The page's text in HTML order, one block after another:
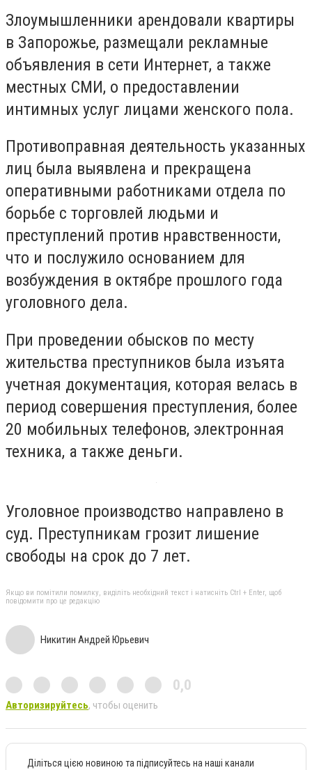
Злоумышленники арендовали квартиры
в Запорожье, размещали рекламные
объявления в сети Интернет, а также
местных СМИ, о предоставлении
интимных услуг лицами женского пола.
Противоправная деятельность указанных
лиц была выявлена и прекращена
оперативными работниками отдела по
борьбе с торговлей людьми и
преступлений против нравственности,
что и послужило основанием для
возбуждения в октябре прошлого года
уголовного дела.
При проведении обысков по месту
жительства преступников была изъята
учетная документация, которая велась в
период совершения преступления, более
20 мобильных телефонов, электронная
техника, а также деньги.
Уголовное производство направлено в
суд. Преступникам грозит лишение
свободы на срок до 7 лет.
Якщо ви помітили помилку, виділіть необхідний текст і натисніть Ctrl + Enter, щоб
повідомити про це редакцію
Никитин Андрей Юрьевич
0,0
Авторизируйтесь, чтобы оценить
Діліться цією новиною та підписуйтесь на наші канали